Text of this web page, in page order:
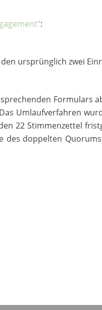
:
ursprünglich zwei
Formulars
Umlaufverfahren
22 Stimmenzettel
des doppelten